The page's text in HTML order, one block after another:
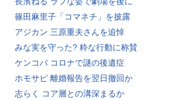
篠田麻里子「コマネチ」を披露
アジカン 三原重夫さんを追悼
みな実を守った? 粋な行動に称賛
ケンコバ コロナで謎の後遺症
ホモサピ 離婚報告を翌日撤回か
志らく コア層との溝深まるか